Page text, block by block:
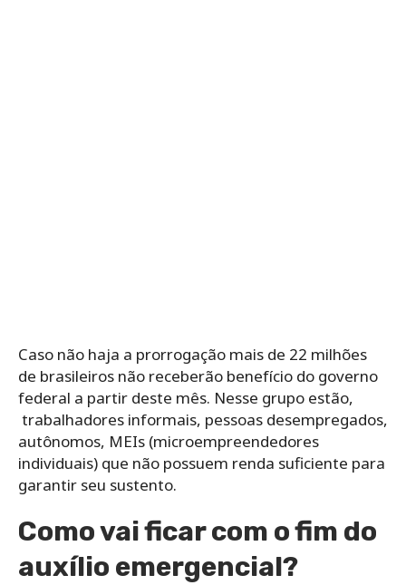
Caso não haja a prorrogação mais de 22 milhões
de brasileiros não receberão benefício do governo
federal a partir deste mês. Nesse grupo estão,
trabalhadores informais, pessoas desempregados,
autônomos, MEIs (microempreendedores
individuais) que não possuem renda suficiente para
garantir seu sustento.
Como vai ficar com o fim do
auxílio emergencial?